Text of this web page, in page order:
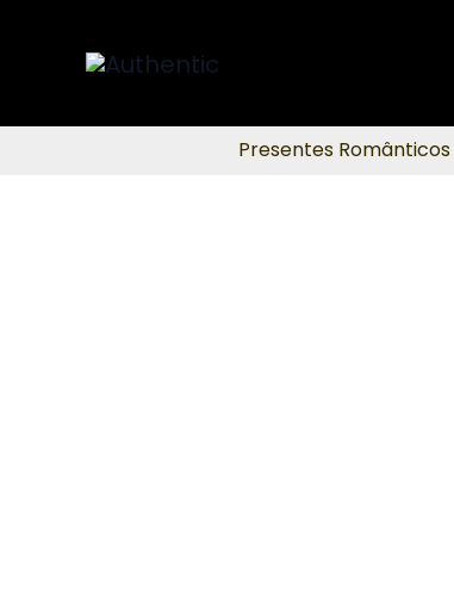
conteúdo
Presentes Românticos